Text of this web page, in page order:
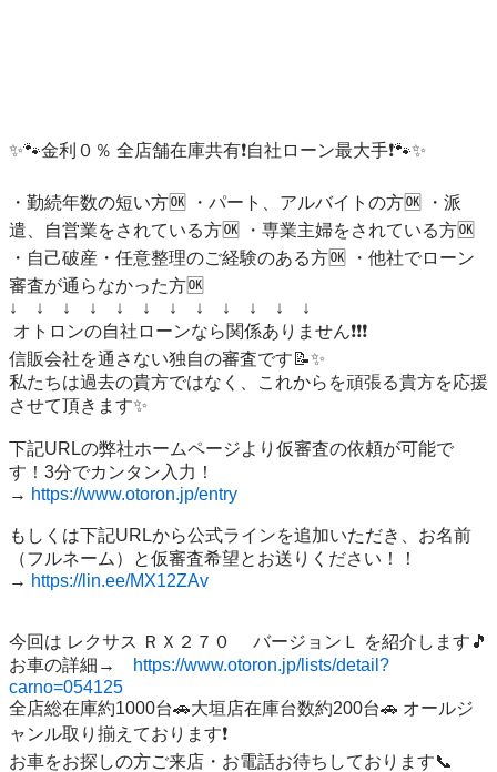
✨🐾金利０％ 全店舗在庫共有❗️自社ローン最大手❗️🐾✨
・勤続年数の短い方🆗 ・パート、アルバイトの方🆗 ・派
遣、自営業をされている方🆗 ・専業主婦をされている方🆗
・自己破産・任意整理のご経験のある方🆗 ・他社でローン
審査が通らなかった方🆗
↓　↓　↓　↓　↓　↓　↓　↓　↓　↓　↓　↓
信販会社を通さない独自の審査です📝✨
私たちは過去の貴方ではなく、これからを頑張る貴方を応援
させて頂きます✨
下記URLの弊社ホームページより仮審査の依頼が可能で
す！3分でカンタン入力！
→ https://www.otoron.jp/entry
もしくは下記URLから公式ラインを追加いただき、お名前
（フルネーム）と仮審査希望とお送りください！！
→ https://lin.ee/MX12ZAv
今回は レクサス ＲＸ２７０ 　バージョンＬ を紹介します🎵
お車の詳細→
https://www.otoron.jp/lists/detail?
carno=054125
全店総在庫約1000台🚗大垣店在庫台数約200台🚗 オールジ
ャンル取り揃えております❗️
お車をお探しの方ご来店・お電話お待ちしております📞